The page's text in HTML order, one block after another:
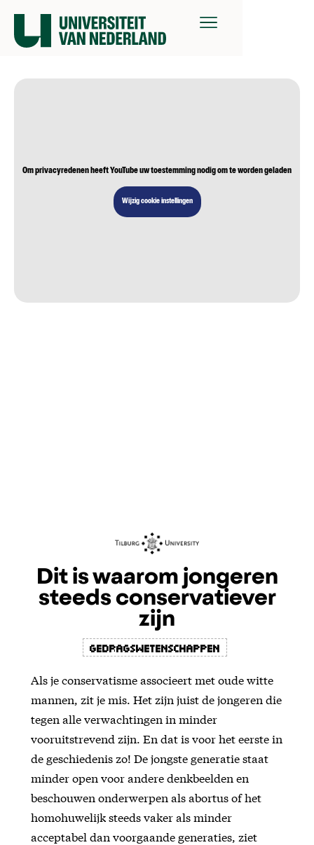
Om privacyredenen heeft YouTube uw toestemming nodig om te worden geladen
Wijzig cookie instellingen
Dit is waarom jongeren
steeds conservatiever
zijn
Gedragswetenschappen
Als je conservatisme associeert met oude witte
mannen, zit je mis. Het zijn juist de jongeren die
tegen alle verwachtingen in minder
vooruitstrevend zijn. En dat is voor het eerste in
de geschiedenis zo! De jongste generatie staat
minder open voor andere denkbeelden en
beschouwen onderwerpen als abortus of het
homohuwelijk steeds vaker als minder
acceptabel dan voorgaande generaties, ziet